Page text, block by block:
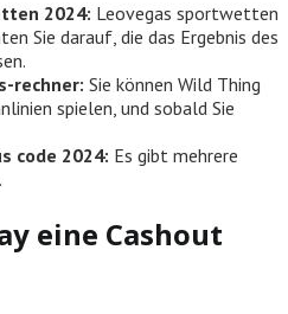
2024: Leovegas sportwetten
Sie darauf, die das Ergebnis des
rechner: Sie können Wild Thing
spielen, und sobald Sie
code 2024: Es gibt mehrere
eine Cashout